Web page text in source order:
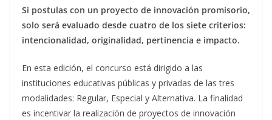
Si postulas con un proyecto de innovación promisorio,
solo será evaluado desde cuatro de los siete criterios:
intencionalidad, originalidad, pertinencia e impacto.
En esta edición, el concurso está dirigido a las
instituciones educativas públicas y privadas de las tres
modalidades: Regular, Especial y Alternativa. La finalidad
es incentivar la realización de proyectos de innovación